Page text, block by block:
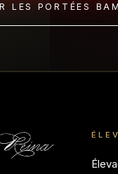
LES PORTÉES